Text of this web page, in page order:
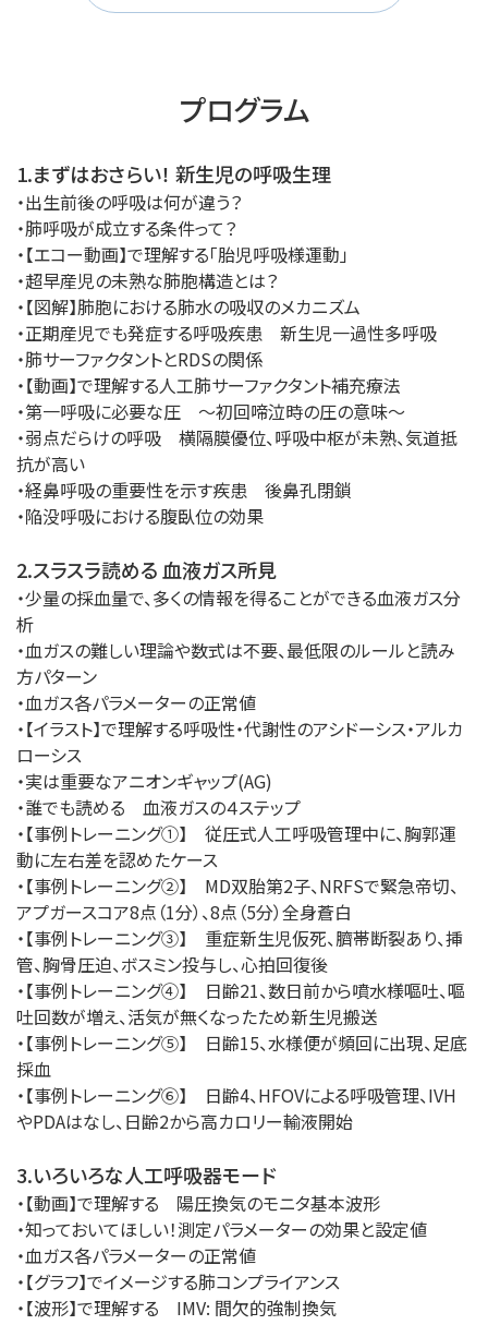
プログラム
1.まずはおさらい！ 新生児の呼吸生理
・出生前後の呼吸は何が違う？
・肺呼吸が成立する条件って？
・【エコー動画】で理解する「胎児呼吸様運動」
・超早産児の未熟な肺胞構造とは？
・【図解】肺胞における肺水の吸収のメカニズム
・正期産児でも発症する呼吸疾患 新生児一過性多呼吸
・肺サーファクタントとRDSの関係
・【動画】で理解する人工肺サーファクタント補充療法
・第一呼吸に必要な圧 ～初回啼泣時の圧の意味～
・弱点だらけの呼吸 横隔膜優位、呼吸中枢が未熟、気道抵
抗が高い
・経鼻呼吸の重要性を示す疾患 後鼻孔閉鎖
・陥没呼吸における腹臥位の効果
2.スラスラ読める 血液ガス所見
・少量の採血量で、多くの情報を得ることができる血液ガス分
析
・血ガスの難しい理論や数式は不要、最低限のルールと読み
方パターン
・血ガス各パラメーターの正常値
・【イラスト】で理解する呼吸性・代謝性のアシドーシス・アルカ
ローシス
・実は重要なアニオンギャップ(AG)
・誰でも読める 血液ガスの４ステップ
・【事例トレーニング①】 従圧式人工呼吸管理中に、胸郭運
動に左右差を認めたケース
・【事例トレーニング②】 MD双胎第2子、NRFSで緊急帝切、
アプガースコア8点（1分）、8点（5分）全身蒼白
・【事例トレーニング③】 重症新生児仮死、臍帯断裂あり、挿
管、胸骨圧迫、ボスミン投与し、心拍回復後
・【事例トレーニング④】 日齢21、数日前から噴水様嘔吐、嘔
吐回数が増え、活気が無くなったため新生児搬送
・【事例トレーニング⑤】 日齢15、水様便が頻回に出現、足底
採血
・【事例トレーニング⑥】 日齢4、HFOVによる呼吸管理、IVH
やPDAはなし、日齢2から高カロリー輸液開始
3.いろいろな人工呼吸器モード
・【動画】で理解する 陽圧換気のモニタ基本波形
・知っておいてほしい！測定パラメーターの効果と設定値
・血ガス各パラメーターの正常値
・【グラフ】でイメージする肺コンプライアンス
・【波形】で理解する IMV: 間欠的強制換気